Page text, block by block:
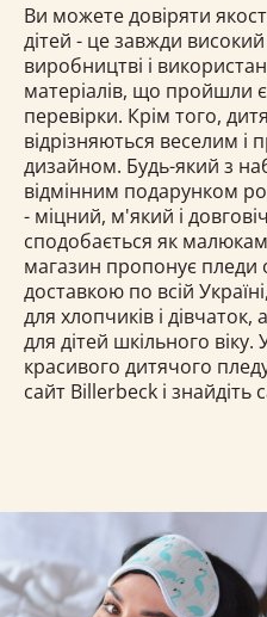
Ви можете довіряти
дітей - це завжди
виробництві і
матеріалів, що пройшли
перевірки. Крім того,
відрізняються веселим
дизайном. Будь-який з
відмінним подарунком
- міцний, м'який і
сподобається як
магазин пропонує пледи
доставкою по всій
для хлопчиків і
для дітей шкільного віку.
красивого дитячого
сайт Billerbeck і